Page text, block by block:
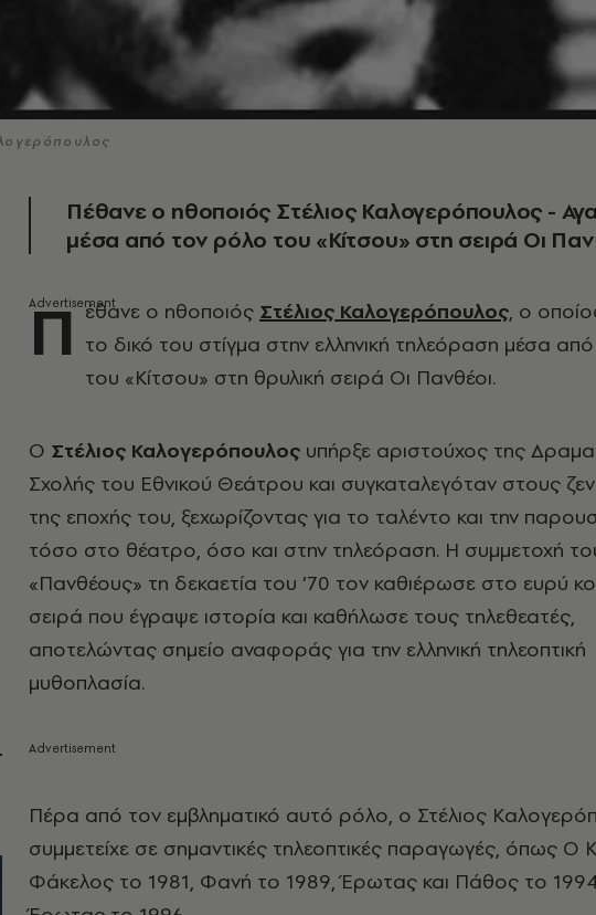
Πέθανε ο ηθοποιός Στέλιος Καλογερόπουλος -
μέσα από τον ρόλο του «Κίτσου» στη σειρά Οι
Π έθανε ο ηθοποιός Στέλιος Καλογερόπουλος, ο
το δικό του στίγμα στην ελληνική τηλεόραση μέσα
του «Κίτσου» στη θρυλική σειρά Οι Πανθέοι.
Ο Στέλιος Καλογερόπουλος υπήρξε αριστούχος της
Σχολής του Εθνικού Θεάτρου και συγκαταλεγόταν στους ζεν
της εποχής του, ξεχωρίζοντας για το ταλέντο και την
τόσο στο θέατρο, όσο και στην τηλεόραση. Η συμμετοχή
«Πανθέους» τη δεκαετία του ’70 τον καθιέρωσε στο ευρύ
σειρά που έγραψε ιστορία και καθήλωσε τους τηλεθεατές,
αποτελώντας σημείο αναφοράς για την ελληνική τηλεοπτική
μυθοπλασία.
Πέρα από τον εμβληματικό αυτό ρόλο, ο Στέλιος
συμμετείχε σε σημαντικές τηλεοπτικές παραγωγές, όπως Ο
Φάκελος το 1981, Φανή το 1989, Έρωτας και Πάθος το